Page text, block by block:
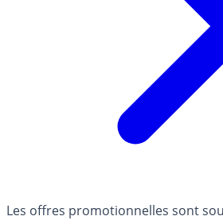
Les offres promotionnelles sont